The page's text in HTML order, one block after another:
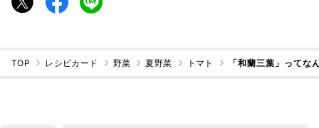
TOP レシピカード 野菜 夏野菜 トマト 「和蘭三葉」って